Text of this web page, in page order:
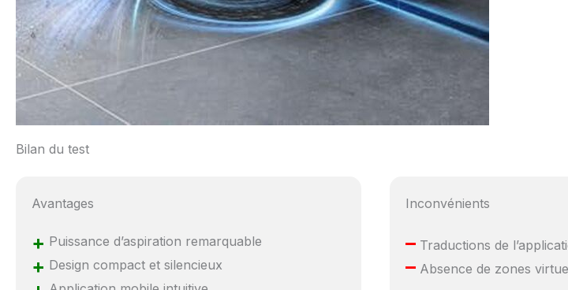
Bilan du test
Avantages
+ Puissance d’aspiration remarquable
+ Design compact et silencieux
Inconvénients
– Traductions de
– Absence de zones